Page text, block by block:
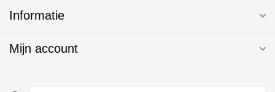
Informatie
Mijn account